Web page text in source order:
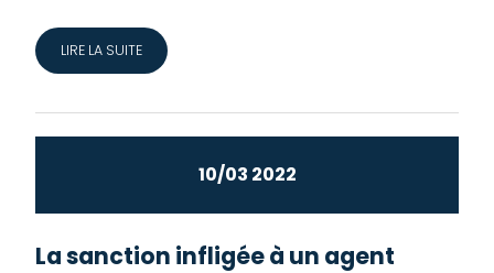
LIRE LA SUITE
10/03 2022
La sanction infligée à un agent